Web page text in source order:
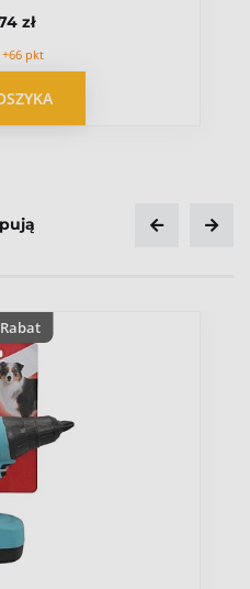
zł
+66 pkt